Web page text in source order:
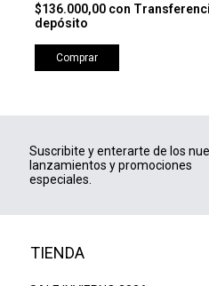
$136.000,00 con
depósito
Comprar
Suscribite y enterarte de los
lanzamientos y promociones
especiales.
TIENDA